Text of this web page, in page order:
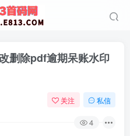
删除pdf逾期呆账水印
关注 私信
4